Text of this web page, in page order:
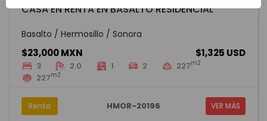
CASA EN RENTA EN BASALTO RESIDENCIAL
Basalto / Hermosillo / Sonora
$23,000 MXN $1,325 USD
3 2.0 1 2 227m2
227m2
Renta HMOR-20196 VER MÁS